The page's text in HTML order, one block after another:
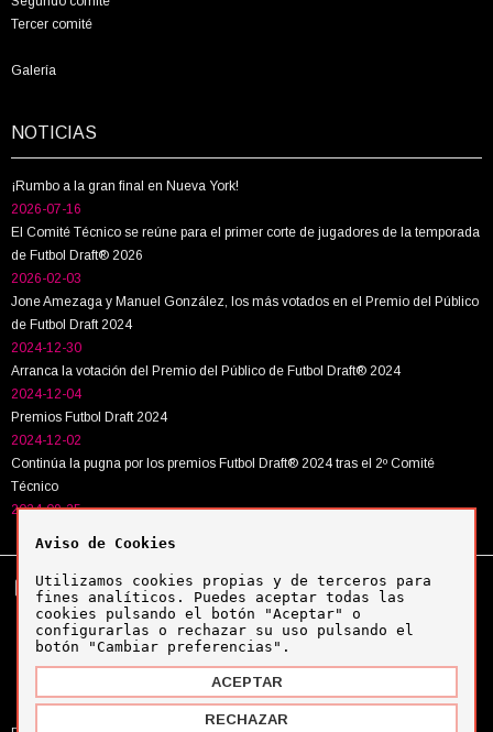
Tercer comité
Galería
NOTICIAS
¡Rumbo a la gran final en Nueva York!
2026-07-16
El Comité Técnico se reúne para el primer corte de jugadores de la temporada
de Futbol Draft® 2026
2026-02-03
Jone Amezaga y Manuel González, los más votados en el Premio del Público
de Futbol Draft 2024
2024-12-30
Arranca la votación del Premio del Público de Futbol Draft® 2024
2024-12-04
Premios Futbol Draft 2024
2024-12-02
Continúa la pugna por los premios Futbol Draft® 2024 tras el 2º Comité
Técnico
2024-09-25
Tel: +34 943 63 40 63
Política de cookies
Política de privacidad
Aviso legal
Copyright © Futbol Draft 2024
Aviso de Cookies
Utilizamos cookies propias y de terceros para
fines analíticos. Puedes aceptar todas las
cookies pulsando el botón "Aceptar" o
configurarlas o rechazar su uso pulsando el
botón "Cambiar preferencias".
ACEPTAR
RECHAZAR